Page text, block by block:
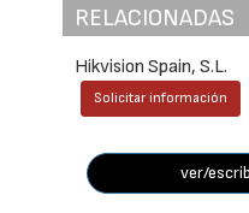
RELACIONADAS
Hikvision Spain, S.L.
Solicitar información
ver/